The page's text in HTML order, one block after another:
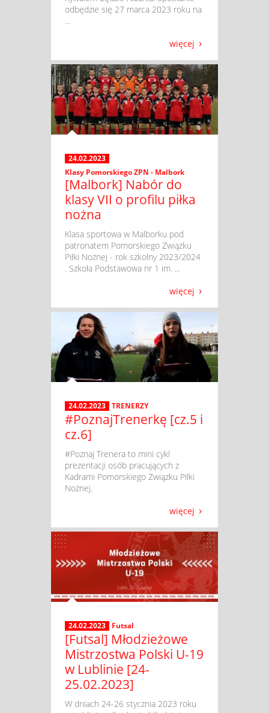
odbędzie się 27 marca 2023 roku na
...
więcej
24.02.2023
Klasy Pomorskiego ZPN - Malbork
[Malbork] Nabór do
klasy VII o profilu piłka
nożna
​ Klasa sportowa w Malborku pod
patronatem Pomorskiego Związku
Piłki Nożnej - rok szkolny 2023/2024
. Szkoła Podstawowa nr 1 im. ...
więcej
24.02.2023 TRENERZY
#PoznajTrenerkę [cz.5 i
cz.6]
​ #Poznaj Trenera to mini cykl
prezentacji osób pracujących z
Kadrami Pomorskiego Związku Piłki
Nożnej.
więcej
24.02.2023 Futsal
[Futsal] Młodzieżowe
Mistrzostwa Polski U-19
w Lublinie [24-
25.02.2023]
​ W dniach 24-26 stycznia 2023 roku